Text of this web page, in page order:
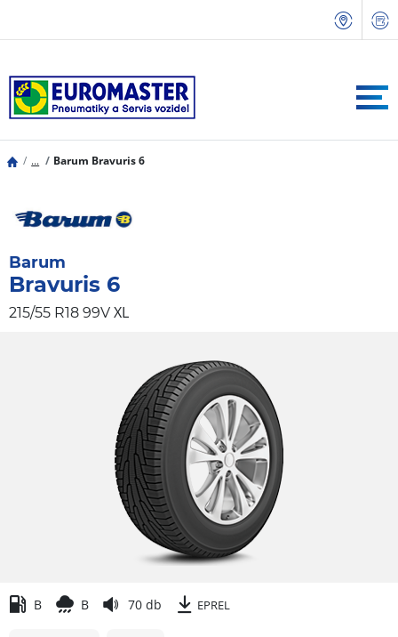
... Barum Bravuris 6
Barum
Bravuris 6
215/55 R18 99V XL
B B 70 db EPREL